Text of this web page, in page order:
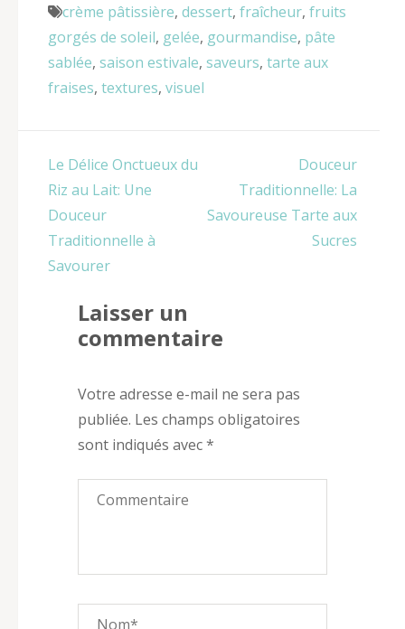
crème pâtissière, dessert, fraîcheur, fruits
gorgés de soleil, gelée, gourmandise, pâte
sablée, saison estivale, saveurs, tarte aux
fraises, textures, visuel
Navigation
de
l’article
Le Délice Onctueux du
Riz au Lait: Une
Douceur
Traditionnelle à
Savourer
Douceur
Traditionnelle: La
Savoureuse Tarte aux
Sucres
Laisser un
commentaire
Votre adresse e-mail ne sera pas
publiée. Les champs obligatoires
sont indiqués avec*